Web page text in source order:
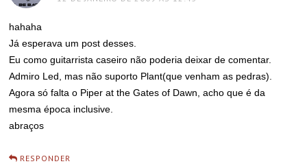
hahaha
Já esperava um post desses.
Eu como guitarrista caseiro não poderia deixar de comentar.
Admiro Led, mas não suporto Plant(que venham as pedras).
Agora só falta o Piper at the Gates of Dawn, acho que é da
mesma época inclusive.
abraços
RESPONDER